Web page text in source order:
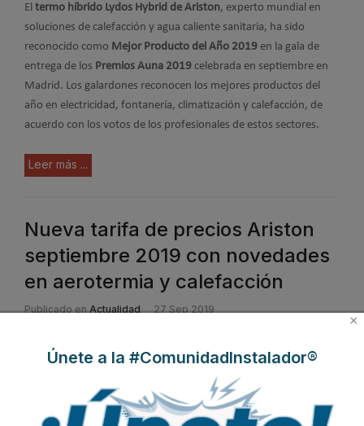
El termo híbrido Lydos Hybrid de Ariston, experto mundial en
soluciones de calefacción y agua caliente sanitaria, ha sido
reconocido como Mejor Producto del Año 2019 en la gala de
entrega de los Premios Auna 2019 celebrada en septiembre en
Madrid. Los galardones reconocen los mejores productos del
año en electricidad, fontanería, climatización y calefacción, de
acuerdo con los votos de los profesionales de estos sectores.
Leer más ...
Nueva tarifa de precios Ariston
septiembre 2019 con novedades
en aerotermia y calefacción
Publicado en Actualidad 27 Sep 2019
×
Únete a la #ComunidadInstalador®